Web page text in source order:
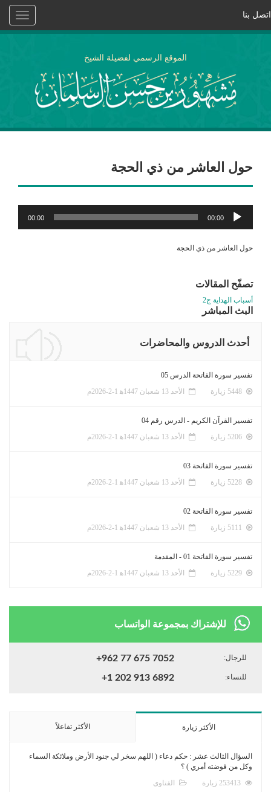
Toggle
اتصل بنا
الموقع الرسمي لفضيلة الشيخ
حول العاشر من ذي الحجة
مشغل
الصوت
00:00
00:00
حول العاشر من ذي الحجة
تصفّح المقالات
أسباب الهداية ج2
البث المباشر
أحدث الدروس والمحاضرات
تفسير سورة الفاتحة الدرس 05
الأحد 13 شعبان 1447ﻫ 1-2-2026م
تفسير القرآن الكريم - الدرس رقم 04
الأحد 13 شعبان 1447ﻫ 1-2-2026م
تفسير سورة الفاتحة 03
الأحد 13 شعبان 1447ﻫ 1-2-2026م
تفسير سورة الفاتحة 02
الأحد 13 شعبان 1447ﻫ 1-2-2026م
تفسير سورة الفاتحة 01 - المقدمة
الأحد 13 شعبان 1447ﻫ 1-2-2026م
للإشتراك بمجموعة الواتساب
للرجال: +962 77 675 7052
للنساء: +1 202 913 6892
الأكثر زيارة الأكثر تفاعلاً
السؤال الثالث عشر : حكم دعاء ( اللهم سخر لي جنود الأرض وملائكة السماء
وكل من فوضته أمري ) ؟
الفتاوى